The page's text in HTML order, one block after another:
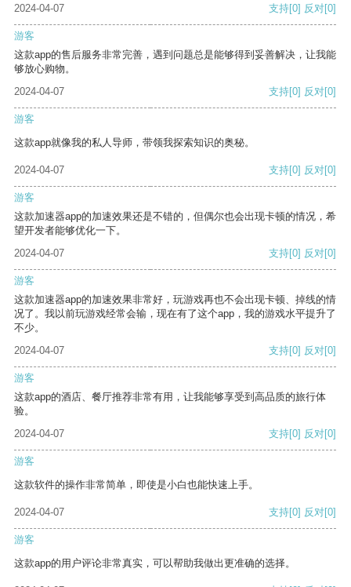
2024-04-07 支持[0] 反对[0]
游客
这款app的售后服务非常完善，遇到问题总是能够得到妥善解决，让我能
够放心购物。
2024-04-07
支持[0] 反对[0]
游客
这款app就像我的私人导师，带领我探索知识的奥秘。
2024-04-07 支持[0] 反对[0]
游客
这款加速器app的加速效果还是不错的，但偶尔也会出现卡顿的情况，希
望开发者能够优化一下。
2024-04-07
支持[0] 反对[0]
游客
这款加速器app的加速效果非常好，玩游戏再也不会出现卡顿、掉线的情
况了。我以前玩游戏经常会输，现在有了这个app，我的游戏水平提升了
不少。
2024-04-07
支持[0] 反对[0]
游客
这款app的酒店、餐厅推荐非常有用，让我能够享受到高品质的旅行体
验。
2024-04-07
支持[0] 反对[0]
游客
这款软件的操作非常简单，即使是小白也能快速上手。
2024-04-07 支持[0] 反对[0]
游客
这款app的用户评论非常真实，可以帮助我做出更准确的选择。